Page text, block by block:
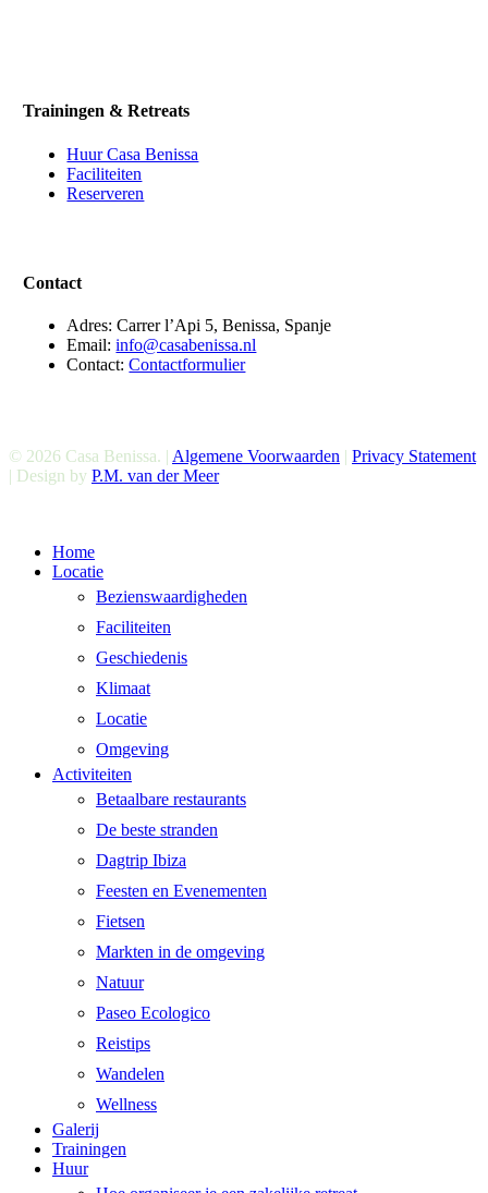
Trainingen & Retreats
Huur Casa Benissa
Faciliteiten
Reserveren
Contact
Adres: Carrer l’Api 5, Benissa, Spanje
Email:info@casabenissa.nl
Contact:Contactformulier
© 2026 Casa Benissa. | Algemene Voorwaarden | Privacy Statement
| Design by P.M. van der Meer
Menu
sluiten
Home
Locatie
Bezienswaardigheden
Faciliteiten
Geschiedenis
Klimaat
Locatie
Omgeving
Activiteiten
Betaalbare restaurants
De beste stranden
Dagtrip Ibiza
Feesten en Evenementen
Fietsen
Markten in de omgeving
Natuur
Paseo Ecologico
Reistips
Wandelen
Wellness
Galerij
Trainingen
Huur